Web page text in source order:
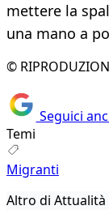
mettere la
una mano a
©
Seguici
Temi
Migranti
Altro di Attualità